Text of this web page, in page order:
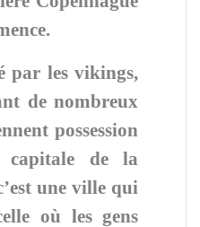
par les vikings,
de nombreux
possession
capitale de la
une ville qui
où les gens